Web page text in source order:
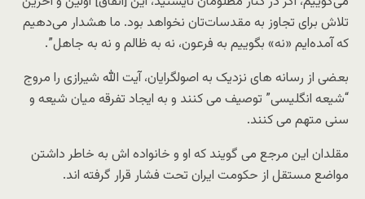
تلاش برای تجاوز به مقدسات‌تان نخواهد بود. ما هشدار می‌دهیم
که آمده‌ایم «نه» بگوییم به فرعون، نه به ظالم و نه به جاهل”.
بعضی از رسانه های نزدیک به اصولگرایان، آیت الله شیرازی را مروج
“شیعه انگلیسی” توصیف می کنند و به ایجاد تفرقه میان شیعه و
سنی متهم می کنند.
مقلدان این مرجع می گویند که او و خانواده اش به خاطر داشتن
مواضع مستقل از حکومت ایران تحت فشار قرار گرفته اند.